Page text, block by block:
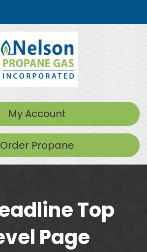
My Account
Order Propane
Top
Page